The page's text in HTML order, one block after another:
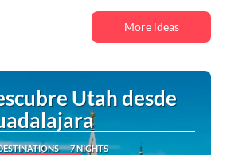
More ideas
Utah desde
7 NIGHTS